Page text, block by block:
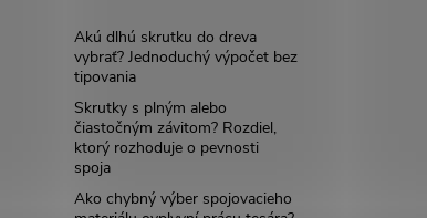
Akú dlhú skrutku do dreva
vybrať? Jednoduchý výpočet bez
tipovania
Skrutky s plným alebo
čiastočným závitom? Rozdiel,
ktorý rozhoduje o pevnosti
spoja
Ako chybný výber spojovacieho